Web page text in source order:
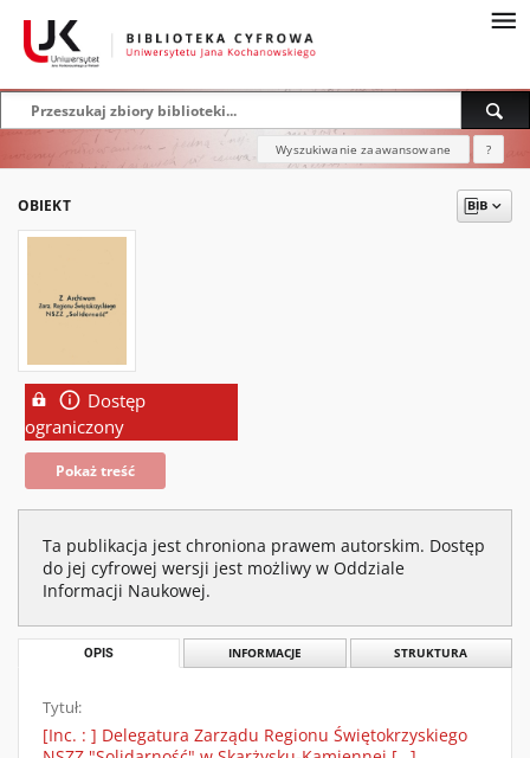
Wyszukiwanie zaawansowane ?
OBIEKT
Dostęp
ograniczony
Pokaż treść
Ta publikacja jest chroniona prawem autorskim. Dostęp
do jej cyfrowej wersji jest możliwy w Oddziale
Informacji Naukowej.
OPIS INFORMACJE STRUKTURA
Tytuł:
[Inc. : ] Delegatura Zarządu Regionu Świętokrzyskiego